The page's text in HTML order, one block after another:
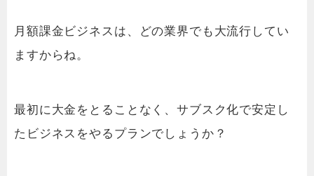
月額課金ビジネスは、どの業界でも大流行してい
ますからね。
最初に大金をとることなく、サブスク化で安定し
たビジネスをやるプランでしょうか？